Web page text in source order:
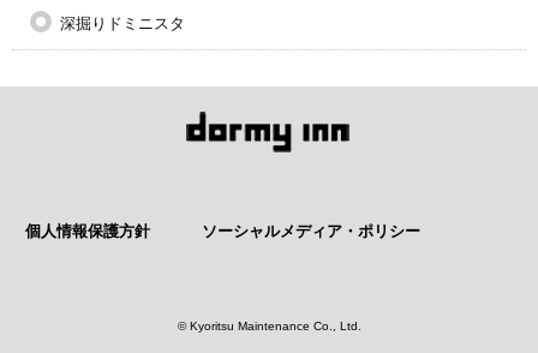
深掘りドミニスタ
個人情報保護方針 ソーシャルメディア・ポリシー
© Kyoritsu Maintenance Co., Ltd.